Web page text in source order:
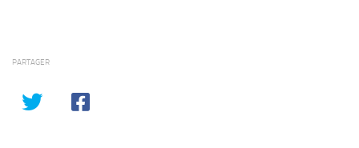
PARTAGER